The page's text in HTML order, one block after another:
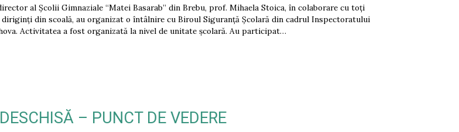
al Școlii Gimnaziale “Matei Basarab” din Brebu, prof. Mihaela Stoica, în colaborare cu toți
din scoală, au organizat o întâlnire cu Biroul Siguranță Școlară din cadrul Inspectoratului
Activitatea a fost organizată la nivel de unitate școlară. Au participat…
– PUNCT DE VEDERE